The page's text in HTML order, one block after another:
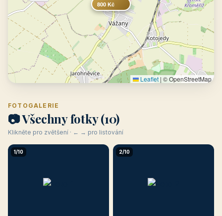
800 Kč
Leaflet | © OpenStreetMap
FOTOGALERIE
📷 Všechny fotky (10)
Klikněte pro zvětšení · ← → pro listování
1/10 2/10